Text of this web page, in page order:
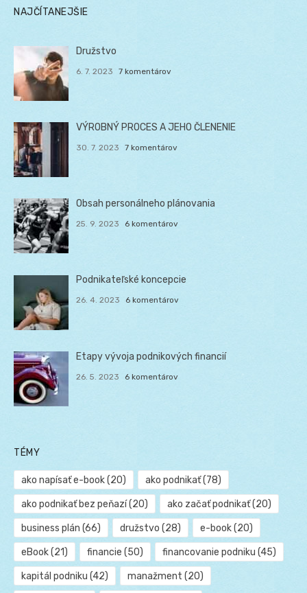
NAJČÍTANEJŠIE
Družstvo
6. 7. 2023 7 komentárov
VÝROBNÝ PROCES A JEHO ČLENENIE
30. 7. 2023 7 komentárov
Obsah personálneho plánovania
25. 9. 2023 6 komentárov
Podnikateľské koncepcie
26. 4. 2023 6 komentárov
Etapy vývoja podnikových financií
26. 5. 2023 6 komentárov
TÉMY
ako napísať e-book(20) ako podnikať(78)
ako podnikať bez peňazí(20) ako začať podnikať(20)
business plán (66) družstvo (28) e-book(20)
eBook(21) financie (50) financovanie podniku (45)
kapitál podniku (42) manažment (20)